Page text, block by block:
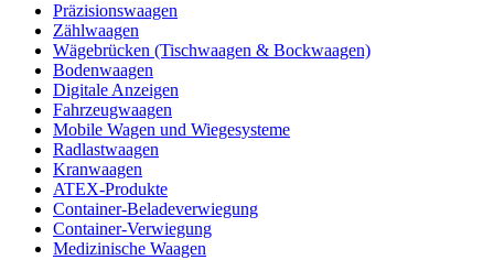
Präzisionswaagen
Zählwaagen
Wägebrücken (Tischwaagen & Bockwaagen)
Bodenwaagen
Digitale Anzeigen
Fahrzeugwaagen
Mobile Wagen und Wiegesysteme
Radlastwaagen
Kranwaagen
ATEX-Produkte
Container-Beladeverwiegung
Container-Verwiegung
Medizinische Waagen